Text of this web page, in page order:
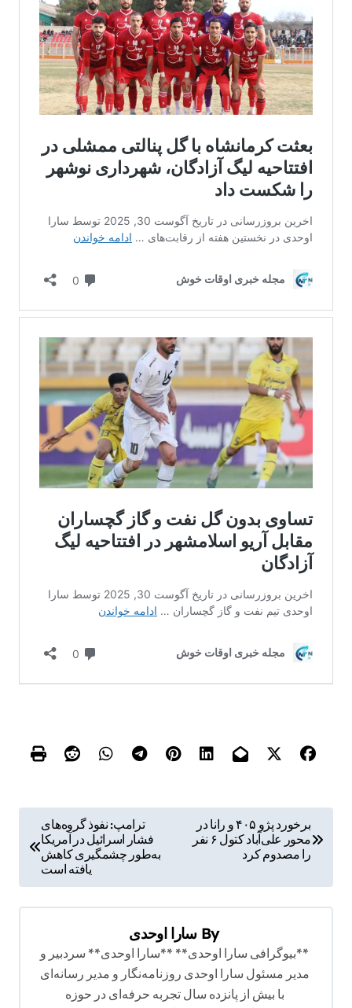
برخورد پژو ۴۰۵ و رانا در
محور علی‌آباد کتول ۶ نفر
را مصدوم کرد
ترامپ: نفوذ گروه‌های
فشار اسرائیل در آمریکا
به‌طور چشمگیری کاهش
یافته است
By سارا اوحدی
**بیوگرافی سارا اوحدی** **سارا اوحدی** سردبیر و
مدیر مسئول سارا اوحدی روزنامه‌نگار و مدیر رسانه‌ای
با بیش از پانزده سال تجربه حرفه‌ای در حوزه